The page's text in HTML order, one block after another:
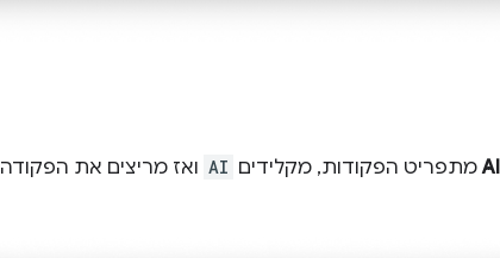
מתפריט הפקודות, מקלידים AI ואז מריצים את הפקודה